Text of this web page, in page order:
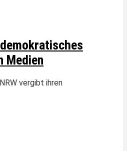
Medien
vergibt ihren